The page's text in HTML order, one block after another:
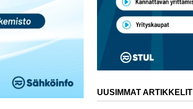
UUSIMMAT ARTIKKELIT